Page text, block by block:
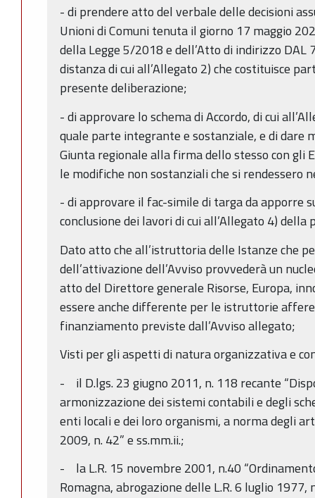
- di prendere atto del verbale delle decisioni
Unioni di Comuni tenuta il giorno 17 maggio
della Legge 5/2018 e dell’Atto di indirizzo
distanza di cui all’Allegato 2) che costituisce
presente deliberazione;
- di approvare lo schema di Accordo, di cui
quale parte integrante e sostanziale, e di dare
Giunta regionale alla firma dello stesso con gli
le modifiche non sostanziali che si rendessero
- di approvare il fac-simile di targa da apporre
conclusione dei lavori di cui all’Allegato 4) della
Dato atto che all’istruttoria delle Istanze che
dell’attivazione dell’Avviso provvederà un
atto del Direttore generale Risorse, Europa,
essere anche differente per le istruttorie
finanziamento previste dall’Avviso allegato;
Visti per gli aspetti di natura organizzativa e
- il D.lgs. 23 giugno 2011, n. 118 recante
armonizzazione dei sistemi contabili e degli
enti locali e dei loro organismi, a norma degli
2009, n. 42” e ss.mm.ii.;
- la L.R. 15 novembre 2001, n.40
Romagna, abrogazione delle L.R. 6 luglio 1977,